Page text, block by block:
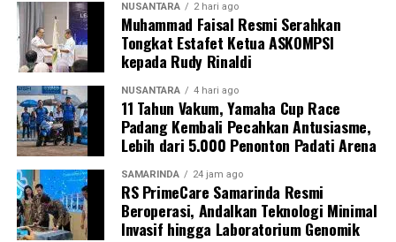
NUSANTARA 2 hari ago
Muhammad Faisal Resmi Serahkan
Tongkat Estafet Ketua ASKOMPSI
kepada Rudy Rinaldi
NUSANTARA 4 hari ago
11 Tahun Vakum, Yamaha Cup Race
Padang Kembali Pecahkan Antusiasme,
Lebih dari 5.000 Penonton Padati Arena
SAMARINDA 24 jam ago
RS PrimeCare Samarinda Resmi
Beroperasi, Andalkan Teknologi Minimal
Invasif hingga Laboratorium Genomik